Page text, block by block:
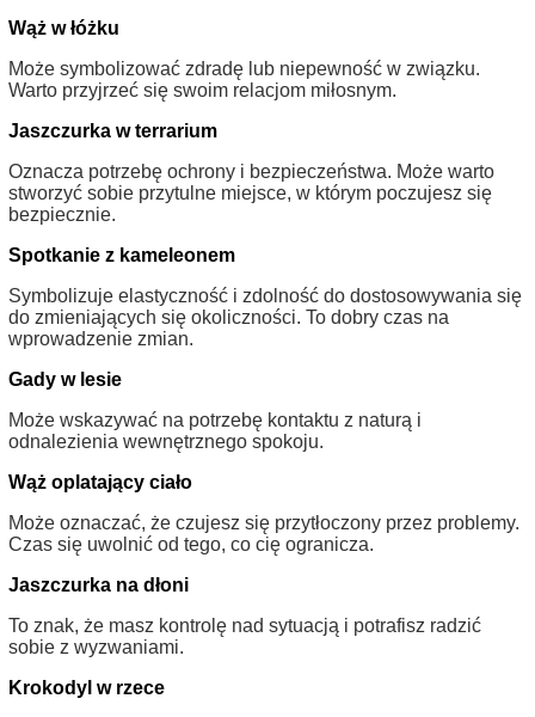
Wąż w łóżku
Może symbolizować zdradę lub niepewność w związku.
Warto przyjrzeć się swoim relacjom miłosnym.
Jaszczurka w terrarium
Oznacza potrzebę ochrony i bezpieczeństwa. Może warto
stworzyć sobie przytulne miejsce, w którym poczujesz się
bezpiecznie.
Spotkanie z kameleonem
Symbolizuje elastyczność i zdolność do dostosowywania się
do zmieniających się okoliczności. To dobry czas na
wprowadzenie zmian.
Gady w lesie
Może wskazywać na potrzebę kontaktu z naturą i
odnalezienia wewnętrznego spokoju.
Wąż oplatający ciało
Może oznaczać, że czujesz się przytłoczony przez problemy.
Czas się uwolnić od tego, co cię ogranicza.
Jaszczurka na dłoni
To znak, że masz kontrolę nad sytuacją i potrafisz radzić
sobie z wyzwaniami.
Krokodyl w rzece